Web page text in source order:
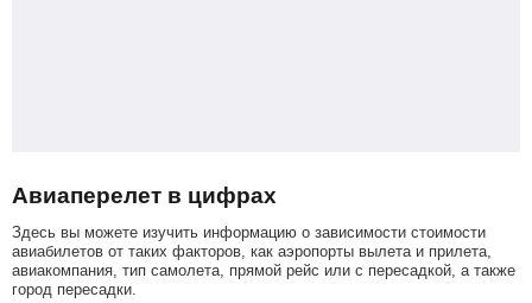
Авиаперелет в цифрах
Здесь вы можете изучить информацию о зависимости стоимости
авиабилетов от таких факторов, как аэропорты вылета и прилета,
авиакомпания, тип самолета, прямой рейс или с пересадкой, а также
город пересадки.